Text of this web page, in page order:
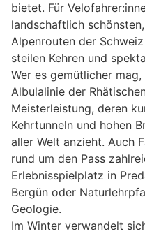
bietet. Für
landschaftlich
Alpenrouten der
steilen Kehren und
Wer es gemütlicher
Albulalinie der
Meisterleistung, deren
Kehrtunneln und hohen
aller Welt anzieht. Auch
rund um den Pass
Erlebnisspielplatz in
Bergün oder
Geologie.
Im Winter verwandelt